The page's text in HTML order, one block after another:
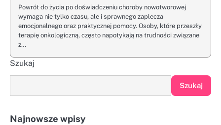
Powrót do życia po doświadczeniu choroby nowotworowej
wymaga nie tylko czasu, ale i sprawnego zaplecza
emocjonalnego oraz praktycznej pomocy. Osoby, które przeszły
terapię onkologiczną, często napotykają na trudności związane
z…
Szukaj
Szukaj
Najnowsze wpisy